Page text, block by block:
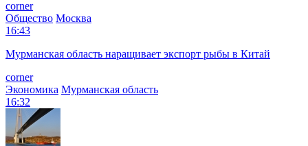
corner
Общество Москва
16:43
Мурманская область наращивает экспорт рыбы в Китай
corner
Экономика Мурманская область
16:32